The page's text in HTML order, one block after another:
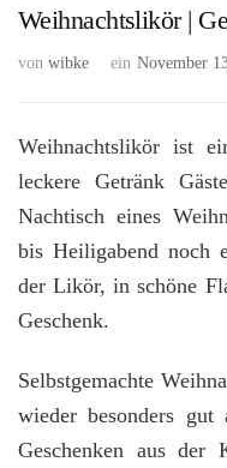
Weihnachtslikör |
von wibke ein November
Weihnachtslikör ist
leckere Getränk
Nachtisch eines
bis Heiligabend noch
der Likör, in schöne
Geschenk.
Selbstgemachte
wieder besonders
Geschenken aus der